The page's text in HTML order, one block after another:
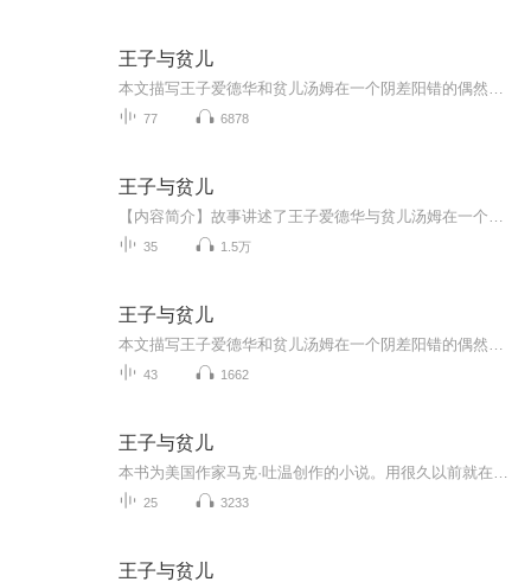
王子与贫儿
77 6878
王子与贫儿
35 1.5万
王子与贫儿
43 1662
王子与贫儿
25 3233
王子与贫儿